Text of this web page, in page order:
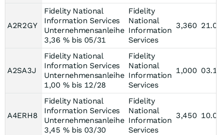
A2R2GY
Fidelity National
Information Services
Unternehmensanleihe
3,36 % bis 05/31
Fidelity
National
Information
Services
3,360
A2SA3J
Fidelity National
Information Services
Unternehmensanleihe
1,00 % bis 12/28
Fidelity
National
Information
Services
1,000
A4ERH8
Fidelity National
Information Services
Unternehmensanleihe
3,45 % bis 03/30
Fidelity
National
Information
Services
3,450